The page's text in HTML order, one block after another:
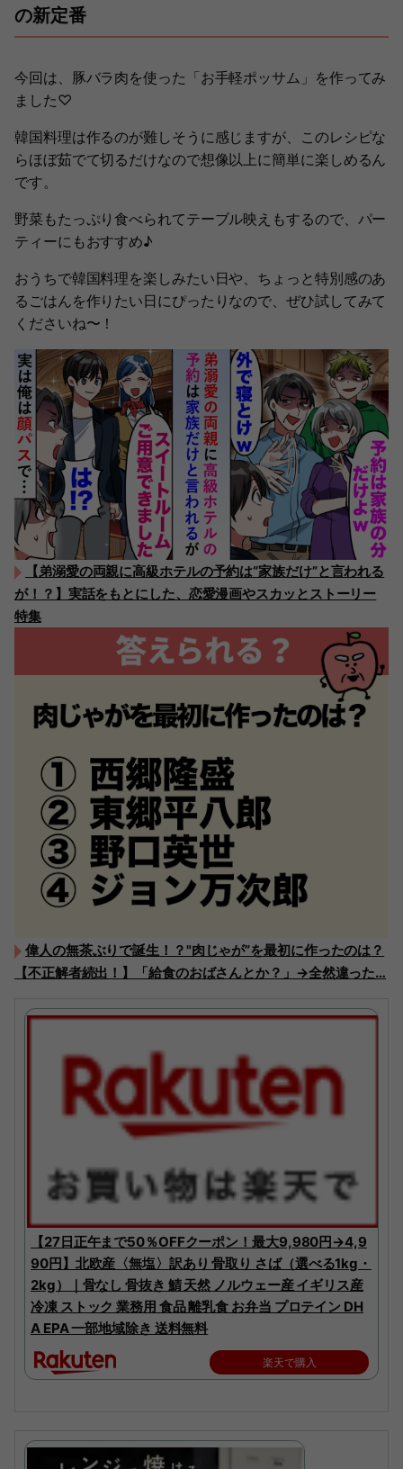
の新定番
今回は、豚バラ肉を使った「お手軽ポッサム」を作ってみ
ました♡
韓国料理は作るのが難しそうに感じますが、このレシピな
らほぼ茹でて切るだけなので想像以上に簡単に楽しめるん
です。
野菜もたっぷり食べられてテーブル映えもするので、パー
ティーにもおすすめ♪
おうちで韓国料理を楽しみたい日や、ちょっと特別感のあ
るごはんを作りたい日にぴったりなので、ぜひ試してみて
くださいね〜！
【弟溺愛の両親に高級ホテルの予約は“家族だけ”と言われる
が！？】実話をもとにした、恋愛漫画やスカッとストーリー
特集
偉人の無茶ぶりで誕生！？"肉じゃが”を最初に作ったのは？
【不正解者続出！】「給食のおばさんとか？」→全然違った…
【27日正午まで50％OFFクーポン！最大9,980円→4,9
90円】北欧産〈無塩〉訳あり 骨取り さば（選べる1kg・
2kg）｜骨なし 骨抜き 鯖 天然 ノルウェー産 イギリス産
冷凍 ストック 業務用 食品 離乳食 お弁当 プロテイン DH
A EPA 一部地域除き 送料無料
楽天で購入